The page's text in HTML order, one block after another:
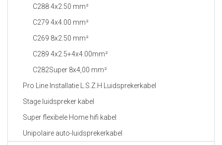
C288 4x2.50 mm²
C279 4x4.00 mm²
C269 8x2.50 mm²
C289 4x2.5+4x4.00mm²
C282Super 8x4,00 mm²
Pro Line Installatie L.S.Z.H Luidsprekerkabel
Stage luidspreker kabel
Super flexibele Home hifi kabel
Unipolaire auto-luidsprekerkabel